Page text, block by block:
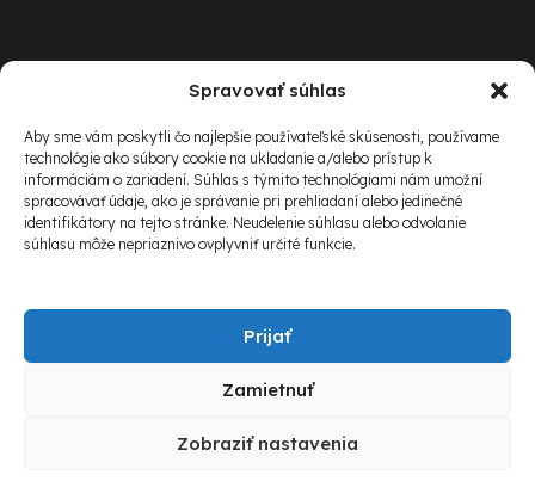
Spravovať súhlas
Aby sme vám poskytli čo najlepšie používateľské skúsenosti, používame
technológie ako súbory cookie na ukladanie a/alebo prístup k
informáciám o zariadení. Súhlas s týmito technológiami nám umožní
spracovávať údaje, ako je správanie pri prehliadaní alebo jedinečné
identifikátory na tejto stránke. Neudelenie súhlasu alebo odvolanie
súhlasu môže nepriaznivo ovplyvniť určité funkcie.
Prijať
Zamietnuť
Zobraziť nastavenia
PRENÁJOM ŤAŽKEJ TECHNIKY
BOMAG:
mobil:+421 903 469 163
e-mail:richard.schovanec@norwit.sk
vyhradené.